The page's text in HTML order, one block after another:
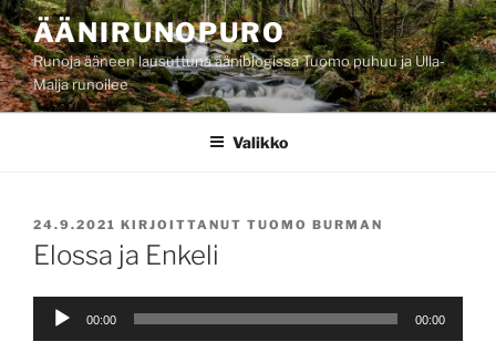
Siirry
sisältöönÄÄNIRUNOPURO
Runoja ääneen lausuttuna ääniblogissa Tuomo puhuu ja Ulla-
Maija runoilee
Valikko
JULKAISTU
24.9.2021 KIRJOITTANUT TUOMO BURMAN
Elossa ja Enkeli
Äänitoistin
00:00 00:00